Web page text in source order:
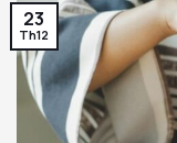
23
Th12